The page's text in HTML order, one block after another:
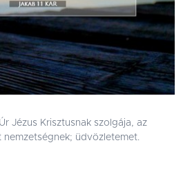
Jézus Krisztusnak szolgája, az
üdvözletemet.